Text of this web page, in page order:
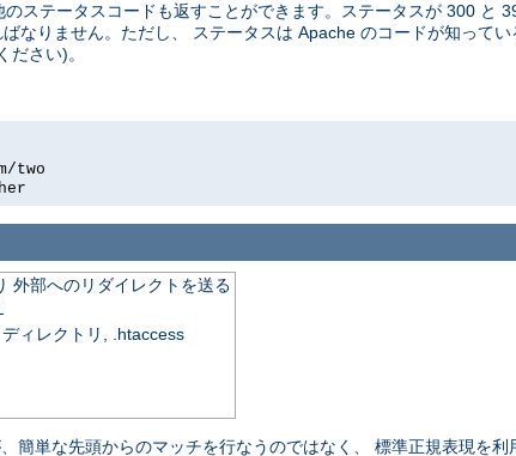
ステータスコードも返すことができます。ステータスが 300 と
なりません。ただし、 ステータスは Apache のコードが知って
ださい)。
two
外部へのリダイレクトを送る
ィレクトリ, .htaccess
簡単な先頭からのマッチを行なうのではなく、 標準正規表現を